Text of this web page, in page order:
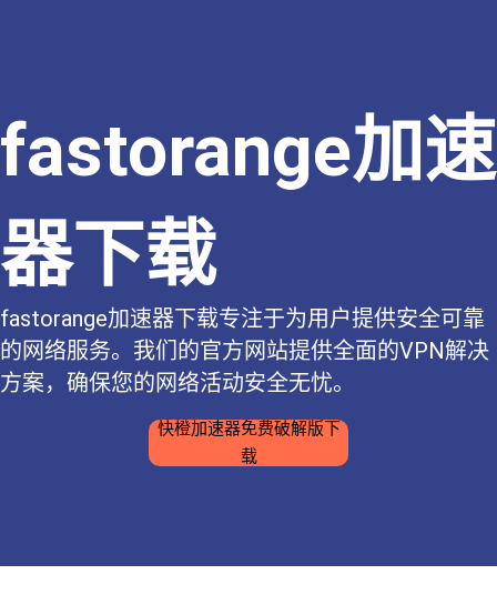
fastorange加速
器下载
fastorange加速器下载专注于为用户提供安全可靠
的网络服务。我们的官方网站提供全面的VPN解决
方案，确保您的网络活动安全无忧。
快橙加速器免费破解版下
载